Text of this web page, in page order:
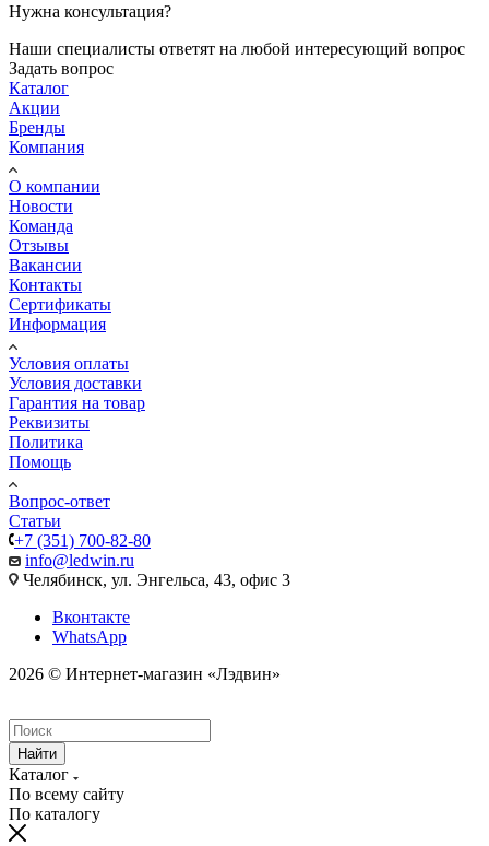
Нужна консультация?
Наши специалисты ответят на любой интересующий вопрос
Задать вопрос
Каталог
Акции
Бренды
Компания
О компании
Новости
Команда
Отзывы
Вакансии
Контакты
Сертификаты
Информация
Условия оплаты
Условия доставки
Гарантия на товар
Реквизиты
Политика
Помощь
Вопрос-ответ
Статьи
+7 (351) 700-82-80
info@ledwin.ru
Челябинск, ул. Энгельса, 43, офис 3
Вконтакте
WhatsApp
2026 © Интернет-магазин «Лэдвин»
Найти
Каталог
По всему сайту
По каталогу